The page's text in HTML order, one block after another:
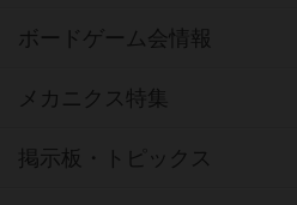
ボードゲーム会情報
メカニクス特集
掲示板・トピックス